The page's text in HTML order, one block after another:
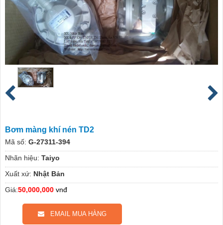
Bơm màng khí nén TD2
Mã số: G-27311-394
Nhãn hiệu: Taiyo
Xuất xứ: Nhật Bản
Giá:50,000,000 vnđ
EMAIL MUA HÀNG